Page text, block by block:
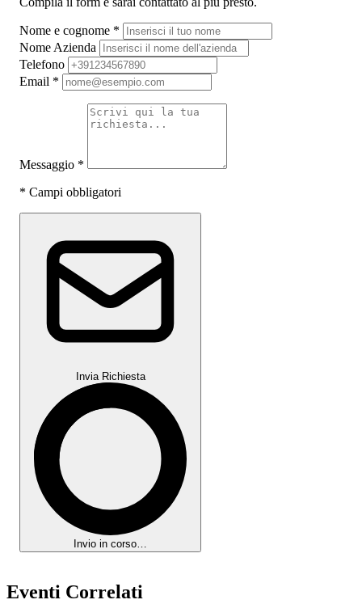
Nome e cognome *
Nome Azienda
Telefono
Email *
Messaggio *
* Campi obbligatori
Invia Richiesta
Invio in corso…
Eventi Correlati